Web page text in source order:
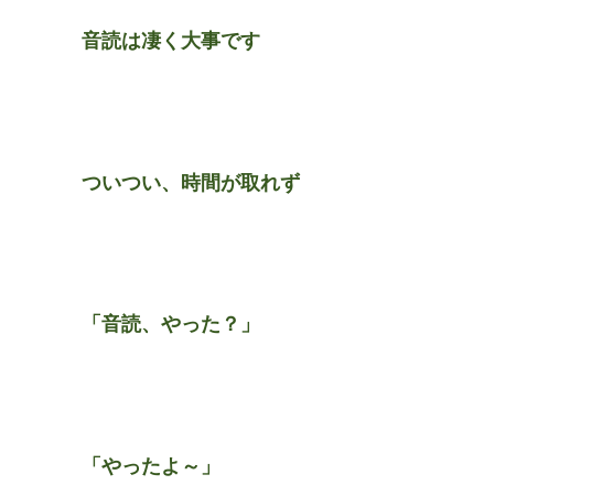
音読は凄く大事です
ついつい、時間が取れず
「音読、やった？」
「やったよ～」